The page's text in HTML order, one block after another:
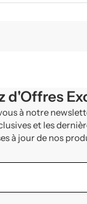
d'Offres
à notre
et les
à jour de nos